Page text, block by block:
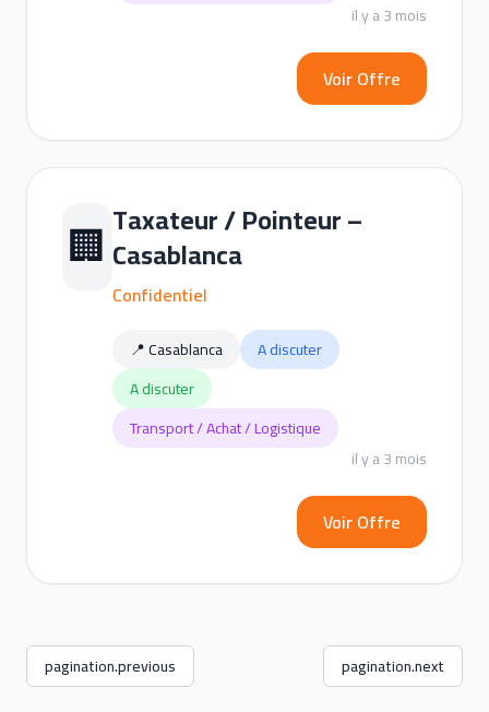
il y a 3 mois
Voir Offre
🏢 Taxateur / Pointeur –
Casablanca
Confidentiel
📍 Casablanca
A discuter
A discuter
Transport / Achat / Logistique
il y a 3 mois
Voir Offre
pagination.previous pagination.next